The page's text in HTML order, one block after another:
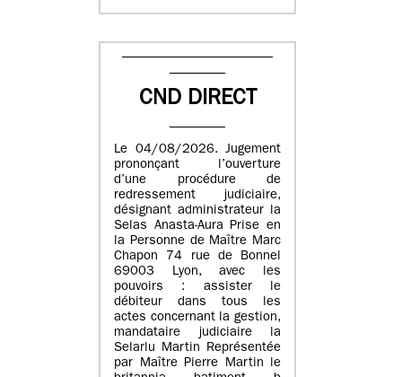
CND DIRECT
Le 04/08/2026. Jugement
prononçant l’ouverture
d’une procédure de
redressement judiciaire,
désignant administrateur la
Selas Anasta-Aura Prise en
la Personne de Maître Marc
Chapon 74 rue de Bonnel
69003 Lyon, avec les
pouvoirs : assister le
débiteur dans tous les
actes concernant la gestion,
mandataire judiciaire la
Selarlu Martin Représentée
par Maître Pierre Martin le